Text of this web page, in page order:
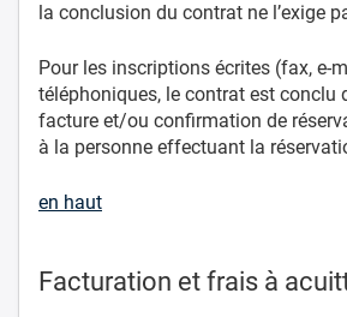
la conclusion du contrat ne l’exige
Pour les inscriptions écrites (fax, e-
téléphoniques, le contrat est conclu
facture et/ou confirmation de
à la personne effectuant la
en haut
Facturation et frais à